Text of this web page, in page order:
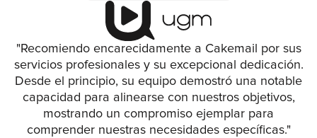
"Recomiendo encarecidamente a Cakemail por sus
servicios profesionales y su excepcional dedicación.
Desde el principio, su equipo demostró una notable
capacidad para alinearse con nuestros objetivos,
mostrando un compromiso ejemplar para
comprender nuestras necesidades específicas."